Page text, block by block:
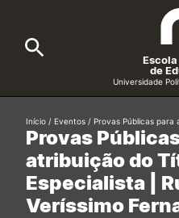
A ESEC
Cursos
Candidatos
de
Universidade
Search
Formative Offer
Provas
atribuição do
Especialista |
Veríssimo
Início / Eventos / Provas Públicas para